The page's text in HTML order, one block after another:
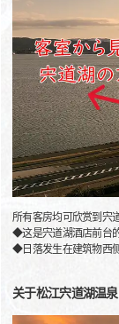
所有客房均可欣赏到宍
◆这是宍道湖酒店前台
◆日落发生在建筑物西
关于松江宍道湖温